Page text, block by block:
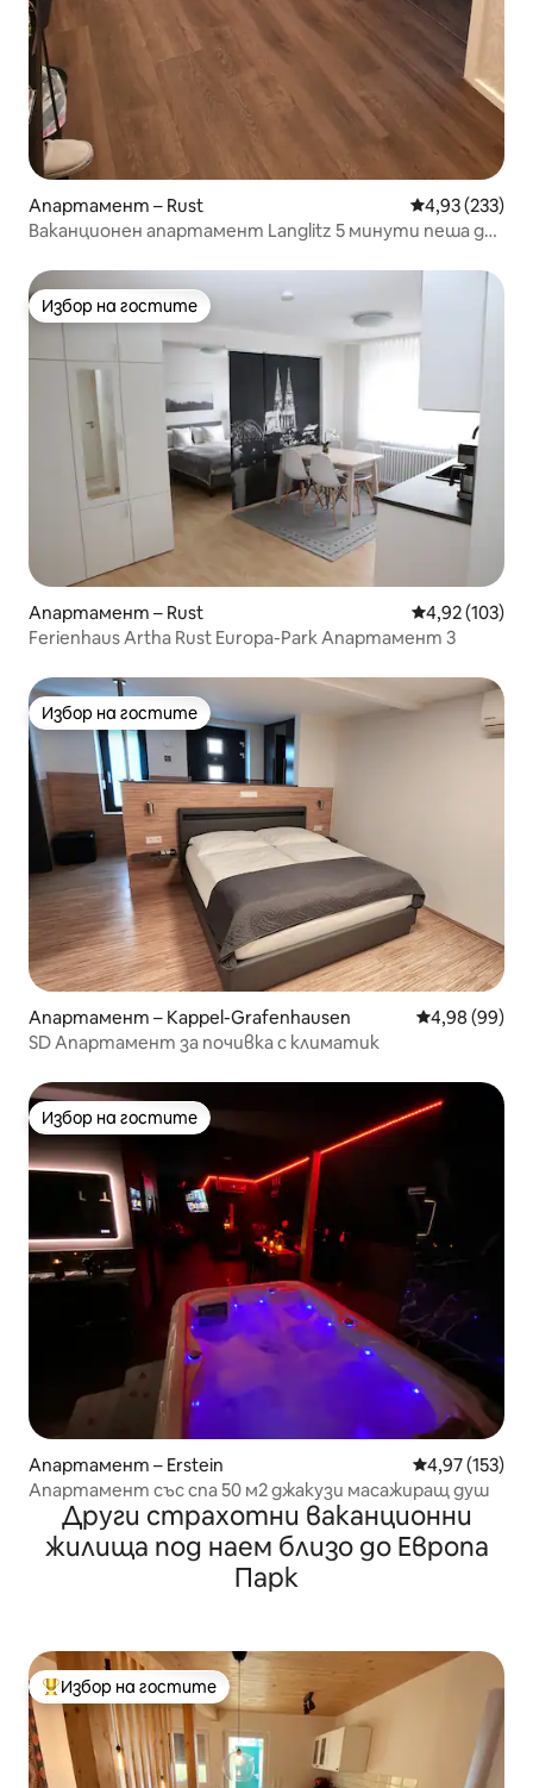
Апартамент – Rust Средна
4,93 (233)
Ваканционен апартамент Langlitz 5 минути пеша до
Избор на гостите
Избор на гостите
Апартамент – Rust Средна
4,92 (103)
Ferienhaus Artha Rust Europa-Park Апартамент 3
Избор на гостите
Избор на гостите
Апартамент – Kappel-Grafenhausen Средна
4,98 (99)
SD Апартамент за почивка с климатик
Избор на гостите
Избор на гостите
Апартамент – Erstein Средна
4,97 (153)
Апартамент със спа 50 м2 джакузи масажиращ душ
Други страхотни ваканционни
жилища под наем близо до Европа
Парк
Най-популярен избор на гостите
Избор на гостите